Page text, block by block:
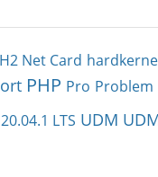
H2 Net Card
PHP Pro Problem
LTS UDM